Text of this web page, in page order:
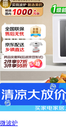
微波炉